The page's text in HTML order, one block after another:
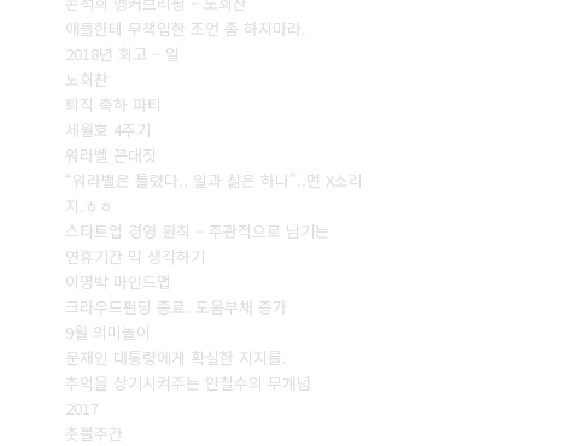
애들한테 무책임한 조언 좀 하지마라.
2018년 회고 – 일
노회찬
퇴직 축하 파티
세월호 4주기
워라벨 꼰대짓
“워라밸은 틀렸다.. 일과 삶은 하나”..먼 X소리
지.ㅎㅎ
스타트업 경영 원칙 – 주관적으로 남기는
연휴기간 막 생각하기
이명박 마인드맵
크라우드펀딩 종료. 도움부채 증가
9월 의미놀이
문재인 대통령에게 확실한 지지를.
추억을 상기시켜주는 안철수의 무개념
2017
촛불주간